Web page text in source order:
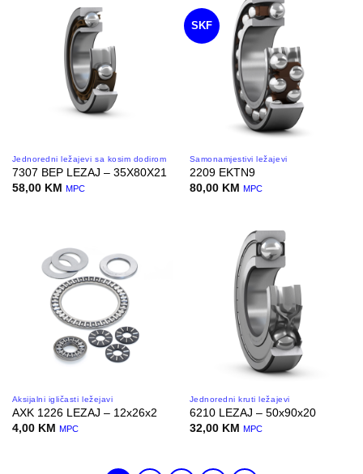
Jednoredni ležajevi sa kosim dodirom
7307 BEP LEZAJ – 35X80X21
58,00 KM MPC
SKF
Samonamjestivi ležajevi
2209 EKTN9
80,00 KM MPC
Aksijalni igličasti ležejavi
AXK 1226 LEZAJ – 12x26x2
4,00 KM MPC
Jednoredni kruti ležajevi
6210 LEZAJ – 50x90x20
32,00 KM MPC